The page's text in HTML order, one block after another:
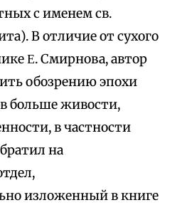
с именем св.
В отличие от сухого
Ε. Смирнова, автор
обозрению эпохи
больше живости,
в частности
на
изложенный в книге